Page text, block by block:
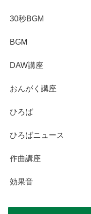
30秒BGM
BGM
DAW講座
おんがく講座
ひろば
ひろばニュース
作曲講座
効果音